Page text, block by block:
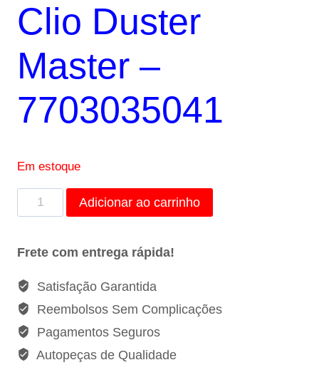
Clio Duster
Master –
7703035041
Em estoque
Porca
Flangeada
da
Porta
Renault
Clio
Duster
Master
Adicionar ao carrinho
Frete com entrega rápida!
Satisfação Garantida
Reembolsos Sem Complicações
Pagamentos Seguros
Autopeças de Qualidade